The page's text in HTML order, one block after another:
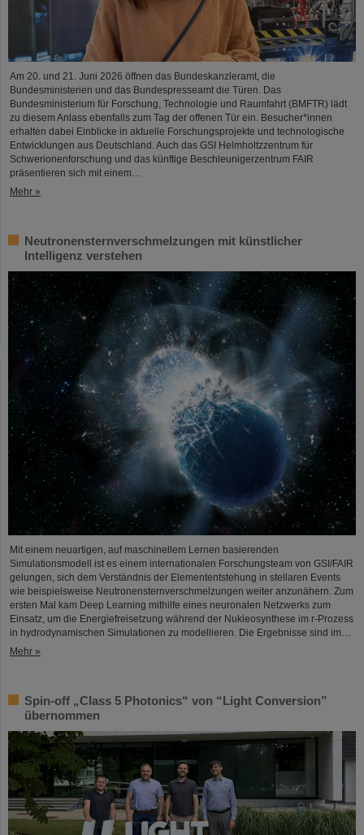
Am 20. und 21. Juni 2026 öffnen das Bundeskanzleramt, die
Bundesministerien und das Bundespresseamt die Türen. Das
Bundesministerium für Forschung, Technologie und Raumfahrt (BMFTR) lädt
zu diesem Anlass ebenfalls zum Tag der offenen Tür ein. Besucher*innen
erhalten dabei Einblicke in aktuelle Forschungsprojekte und technologische
Entwicklungen aus Deutschland. Auch das GSI Helmholtzzentrum für
Schwerionenforschung und das künftige Beschleunigerzentrum FAIR
präsentieren sich mit einem…
Mehr »
Neutronensternverschmelzungen mit künstlicher
Intelligenz verstehen
Mit einem neuartigen, auf maschinellem Lernen basierenden
Simulationsmodell ist es einem internationalen Forschungsteam von GSI/FAIR
gelungen, sich dem Verständnis der Elemententstehung in stellaren Events
wie beispielsweise Neutronensternverschmelzungen weiter anzunähern. Zum
ersten Mal kam Deep Learning mithilfe eines neuronalen Netzwerks zum
Einsatz, um die Energiefreisetzung während der Nukleosynthese im r-Prozess
in hydrodynamischen Simulationen zu modellieren. Die Ergebnisse sind im…
Mehr »
Spin-off „Class 5 Photonics“ von “Light Conversion”
übernommen